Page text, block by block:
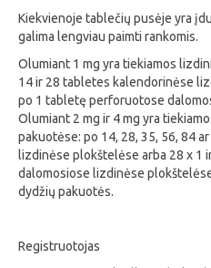
Kiekvienoje tablečių pusėje yra
galima lengviau paimti rankomis.
Olumiant 1 mg yra tiekiamos
14 ir 28 tabletes kalendorinėse
po 1 tabletę perforuotose
Olumiant 2 mg ir 4 mg yra
pakuotėse: po 14, 28, 35, 56, 84
lizdinėse plokštelėse arba 28 x 1
dalomosiose lizdinėse
dydžių pakuotės.
Registruotojas